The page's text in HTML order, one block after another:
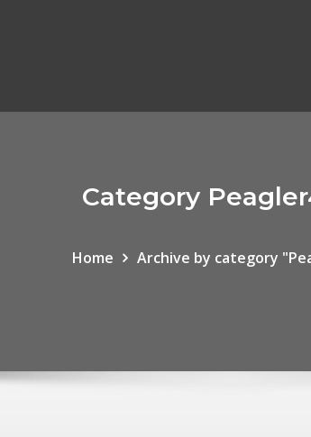
Category
Home Archive by category